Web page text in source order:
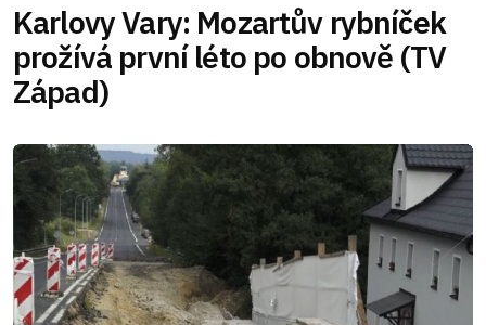
Karlovy Vary: Mozartův rybníček
prožívá první léto po obnově (TV
Západ)